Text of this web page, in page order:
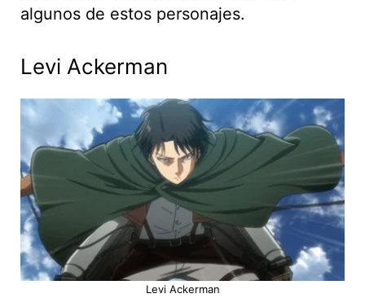
algunos de estos personajes.
Levi Ackerman
Levi Ackerman